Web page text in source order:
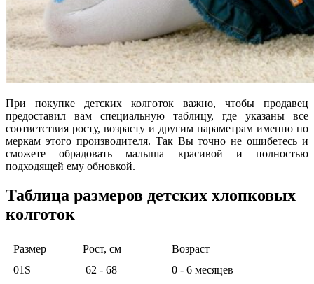
При покупке детских колготок важно, чтобы продавец
предоставил вам специальную таблицу, где указаны все
соответствия росту, возрасту и другим параметрам именно по
меркам этого производителя. Так Вы точно не ошибетесь и
сможете обрадовать малыша красивой и полностью
подходящей ему обновкой.
Таблица размеров детских хлопковых
колготок
Размер Рост, см
Возраст
01S
62 - 68
0 - 6 месяцев